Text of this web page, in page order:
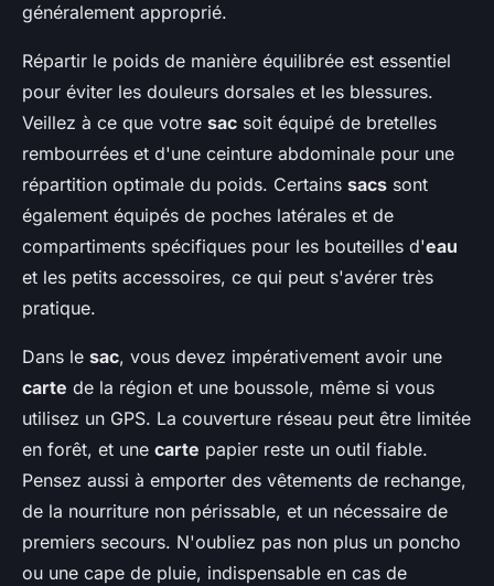
généralement approprié.
Répartir le poids de manière équilibrée est essentiel
pour éviter les douleurs dorsales et les blessures.
Veillez à ce que votre sac soit équipé de bretelles
rembourrées et d'une ceinture abdominale pour une
répartition optimale du poids. Certains sacs sont
également équipés de poches latérales et de
compartiments spécifiques pour les bouteilles d'eau
et les petits accessoires, ce qui peut s'avérer très
pratique.
Dans le sac, vous devez impérativement avoir une
carte de la région et une boussole, même si vous
utilisez un GPS. La couverture réseau peut être limitée
en forêt, et une carte papier reste un outil fiable.
Pensez aussi à emporter des vêtements de rechange,
de la nourriture non périssable, et un nécessaire de
premiers secours. N'oubliez pas non plus un poncho
ou une cape de pluie, indispensable en cas de